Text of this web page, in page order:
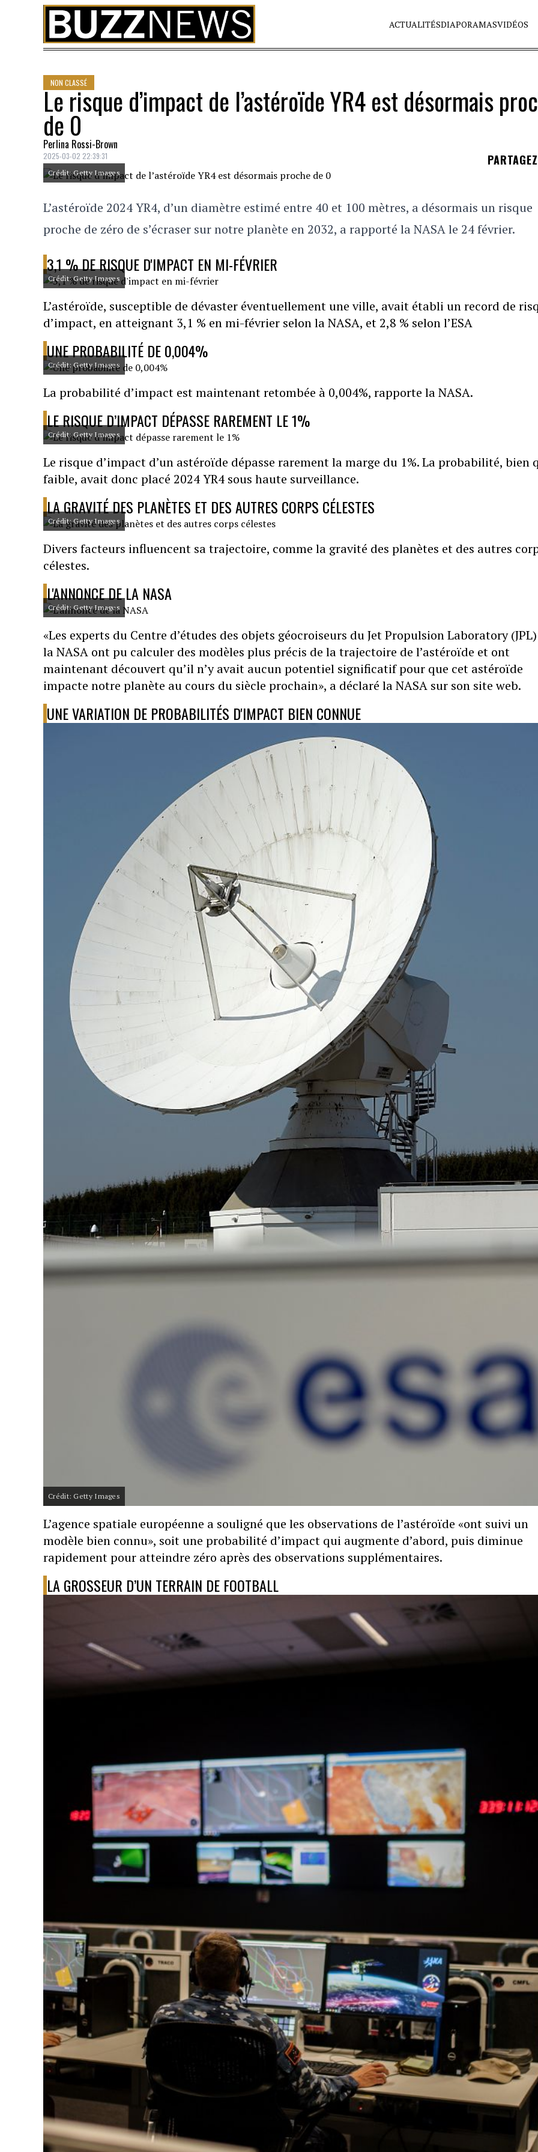
Skip to content
ACTUALITÉSDIAPORAMASVIDÉOS
NON CLASSÉ
Le risque d’impact de l’astéroïde YR4 est désormais
de 0
Perlina Rossi-Brown
2025-03-02 22:39:31 PARTAGEZ
Crédit: Getty Images
L’astéroïde 2024 YR4, d’un diamètre estimé entre 40 et 100 mètres, a désormais un risque
proche de zéro de s’écraser sur notre planète en 2032, a rapporté la NASA le 24 février.
3,1 % DE RISQUE D'IMPACT EN MI-FÉVRIER
Crédit: Getty Images
L’astéroïde, susceptible de dévaster éventuellement une ville, avait établi un record de
d’impact, en atteignant 3,1 % en mi-février selon la NASA, et 2,8 % selon l’ESA
UNE PROBABILITÉ DE 0,004%
Crédit: Getty Images
La probabilité d’impact est maintenant retombée à 0,004%, rapporte la NASA.
LE RISQUE D’IMPACT DÉPASSE RAREMENT LE 1%
Crédit: Getty Images
Le risque d’impact d’un astéroïde dépasse rarement la marge du 1%. La probabilité, bien
faible, avait donc placé 2024 YR4 sous haute surveillance.
LA GRAVITÉ DES PLANÈTES ET DES AUTRES CORPS CÉLESTES
Crédit: Getty Images
Divers facteurs influencent sa trajectoire, comme la gravité des planètes et des autres
célestes.
L'ANNONCE DE LA NASA
Crédit: Getty Images
«Les experts du Centre d’études des objets géocroiseurs du Jet Propulsion Laboratory
la NASA ont pu calculer des modèles plus précis de la trajectoire de l’astéroïde et ont
maintenant découvert qu’il n’y avait aucun potentiel significatif pour que cet astéroïde
impacte notre planète au cours du siècle prochain», a déclaré la NASA sur son site web.
UNE VARIATION DE PROBABILITÉS D'IMPACT BIEN CONNUE
Crédit: Getty Images
L’agence spatiale européenne a souligné que les observations de l’astéroïde «ont suivi un
modèle bien connu», soit une probabilité d’impact qui augmente d’abord, puis diminue
rapidement pour atteindre zéro après des observations supplémentaires.
LA GROSSEUR D’UN TERRAIN DE FOOTBALL